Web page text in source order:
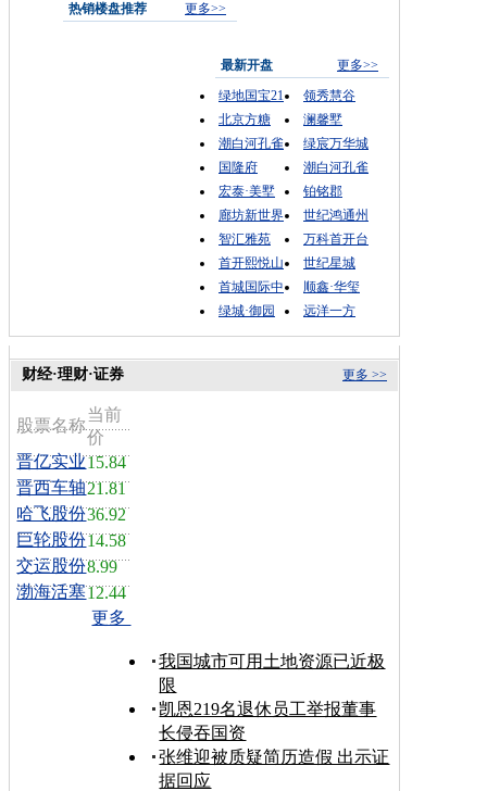
热销楼盘推荐 更多>>
最新开盘
更多>>
绿地国宝21
领秀慧谷
北京方糖
澜馨墅
潮白河孔雀
绿宸万华城
国隆府
潮白河孔雀
宏泰·美墅
铂铭郡
廊坊新世界
世纪鸿通州
智汇雅苑
万科首开台
首开熙悦山
世纪星城
首城国际中
顺鑫·华玺
绿城·御园
远洋一方
更多 >>
财经·理财·证券
股票名称
当前
价
晋亿实业15.84
晋西车轴21.81
哈飞股份36.92
巨轮股份14.58
交运股份8.99
渤海活塞12.44
更多
我国城市可用土地资源已近极
限
凯恩219名退休员工举报董事
长侵吞国资
张维迎被质疑简历造假 出示证
据回应